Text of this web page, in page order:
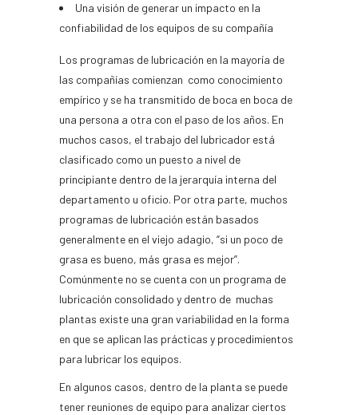
Una visión de generar un impacto en la
confiabilidad de los equipos de su compañía
Los programas de lubricación en la mayoría de
las compañías comienzan como conocimiento
empírico y se ha transmitido de boca en boca de
una persona a otra con el paso de los años. En
muchos casos, el trabajo del lubricador está
clasificado como un puesto a nivel de
principiante dentro de la jerarquía interna del
departamento u oficio. Por otra parte, muchos
programas de lubricación están basados
generalmente en el viejo adagio, “si un poco de
grasa es bueno, más grasa es mejor”.
Comúnmente no se cuenta con un programa de
lubricación consolidado y dentro de muchas
plantas existe una gran variabilidad en la forma
en que se aplican las prácticas y procedimientos
para lubricar los equipos.
En algunos casos, dentro de la planta se puede
tener reuniones de equipo para analizar ciertos